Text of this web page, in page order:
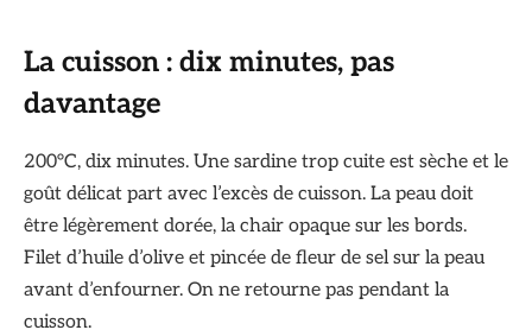
La cuisson : dix minutes, pas
davantage
200°C, dix minutes. Une sardine trop cuite est sèche et le
goût délicat part avec l’excès de cuisson. La peau doit
être légèrement dorée, la chair opaque sur les bords.
Filet d’huile d’olive et pincée de fleur de sel sur la peau
avant d’enfourner. On ne retourne pas pendant la
cuisson.